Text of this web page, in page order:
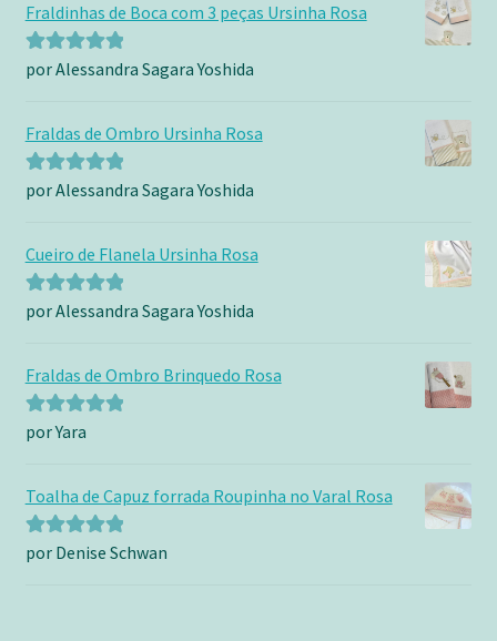
Fraldinhas de Boca com 3 peças Ursinha Rosa
Avaliação5
por Alessandra Sagara Yoshida
Fraldas de Ombro Ursinha Rosa
Avaliação5
por Alessandra Sagara Yoshida
Cueiro de Flanela Ursinha Rosa
Avaliação5
por Alessandra Sagara Yoshida
Fraldas de Ombro Brinquedo Rosa
Avaliação
por Yara
Toalha de Capuz forrada Roupinha no Varal Rosa
Avaliação5
por Denise Schwan